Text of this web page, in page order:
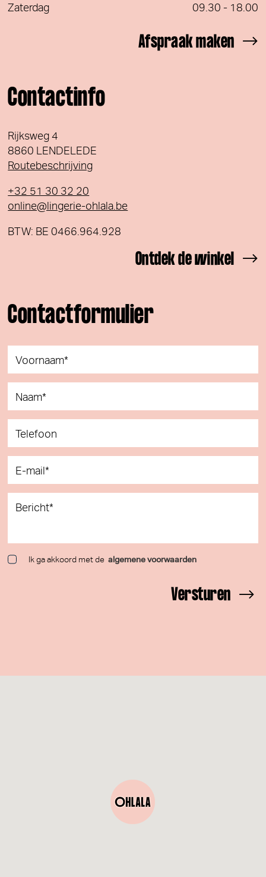
Contactformulier
Voornaam*
Naam*
Telefoon
E-mail*
Bericht*
Ik ga akkoord met dealgemene voorwaarden
Versturen
Contactinfo
Rijksweg 4
8860 LENDELEDE
Routebeschrijving
+32 51 30 32 20
online@lingerie-ohlala.be
BTW: BE 0466.964.928
Ontdek de winkel
Zaterdag
09.30 - 18.00
Afspraak maken